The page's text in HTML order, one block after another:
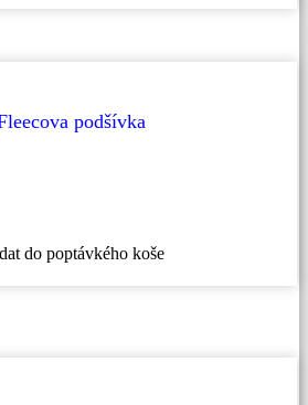
má
podšívka
do poptávkého koše